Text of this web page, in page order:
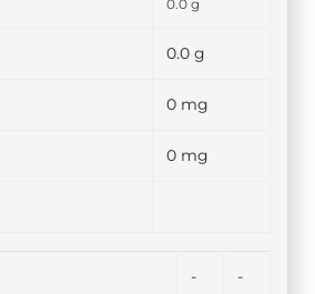
0.0 g
0.0 g
0 mg
0 mg
- -